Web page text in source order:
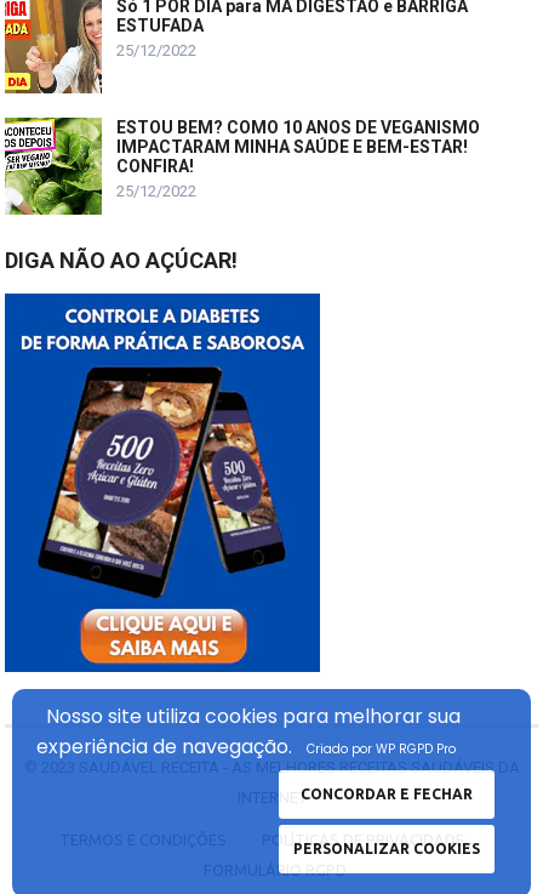
Só 1 POR DIA para MÁ DIGESTÃO e BARRIGA
ESTUFADA
25/12/2022
ESTOU BEM? COMO 10 ANOS DE VEGANISMO
IMPACTARAM MINHA SAÚDE E BEM-ESTAR!
CONFIRA!
25/12/2022
DIGA NÃO AO AÇÚCAR!
SAUDÁVEL RECEITA - AS MELHORES RECEITAS SAUDÁVEIS DA
INTERNET
FORMULÁRIO RGPD
Nosso site utiliza cookies para melhorar sua
experiênciade navegação.
CONCORDAR E FECHAR
PERSONALIZAR COOKIES
Criado por WP RGPD Pro